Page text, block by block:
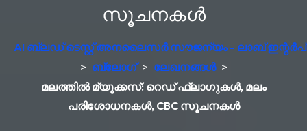
സൂചനകൾ
AI ബ്ലഡ് ടെസ്റ്റ് അനലൈസർ സൗജന്യം - ലാബ്
> ബ്ലോഗ് > ലേഖനങ്ങൾ >
മലത്തിൽ മ്യൂക്കസ്: റെഡ് ഫ്ലാഗുകൾ, മലം
പരിശോധനകൾ, CBC സൂചനകൾ